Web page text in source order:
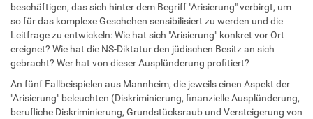
beschäftigen, das sich hinter dem Begriff "Arisierung" verbirgt, um
so für das komplexe Geschehen sensibilisiert zu werden und die
Leitfrage zu entwickeln: Wie hat sich "Arisierung" konkret vor Ort
ereignet? Wie hat die NS-Diktatur den jüdischen Besitz an sich
gebracht? Wer hat von dieser Ausplünderung profitiert?
An fünf Fallbeispielen aus Mannheim, die jeweils einen Aspekt der
"Arisierung" beleuchten (Diskriminierung, finanzielle Ausplünderung,
berufliche Diskriminierung, Grundstücksraub und Versteigerung von